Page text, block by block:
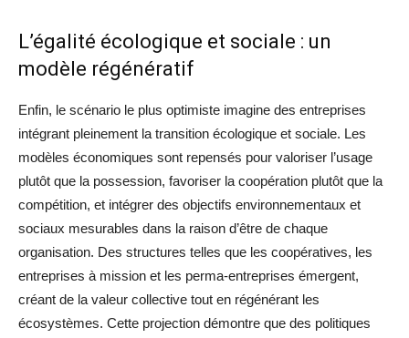
L’égalité écologique et sociale : un
modèle régénératif
Enfin, le scénario le plus optimiste imagine des entreprises
intégrant pleinement la transition écologique et sociale. Les
modèles économiques sont repensés pour valoriser l’usage
plutôt que la possession, favoriser la coopération plutôt que la
compétition, et intégrer des objectifs environnementaux et
sociaux mesurables dans la raison d’être de chaque
organisation. Des structures telles que les coopératives, les
entreprises à mission et les perma-entreprises émergent,
créant de la valeur collective tout en régénérant les
écosystèmes. Cette projection démontre que des politiques